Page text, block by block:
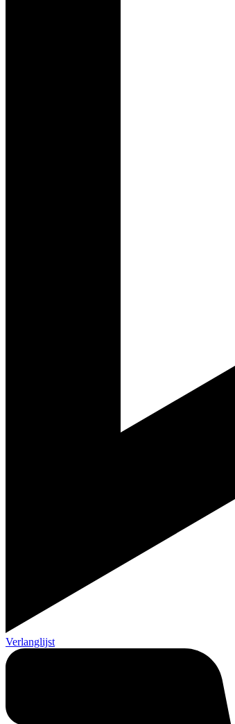
Verlanglijst